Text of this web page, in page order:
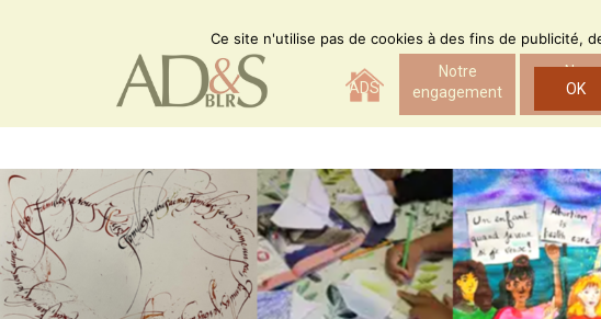
ADS
Notre
engagement
Nos
actions
Ce site n'utilise pas de cookies à des fins de publicité,
OK